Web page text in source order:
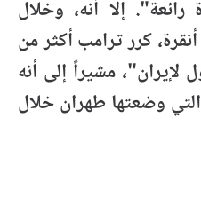
رائعة". إلا أنه، وخلال
كرر ترامب أكثر من
لإيران"، مشيراً إلى أنه
وضعتها طهران خلال